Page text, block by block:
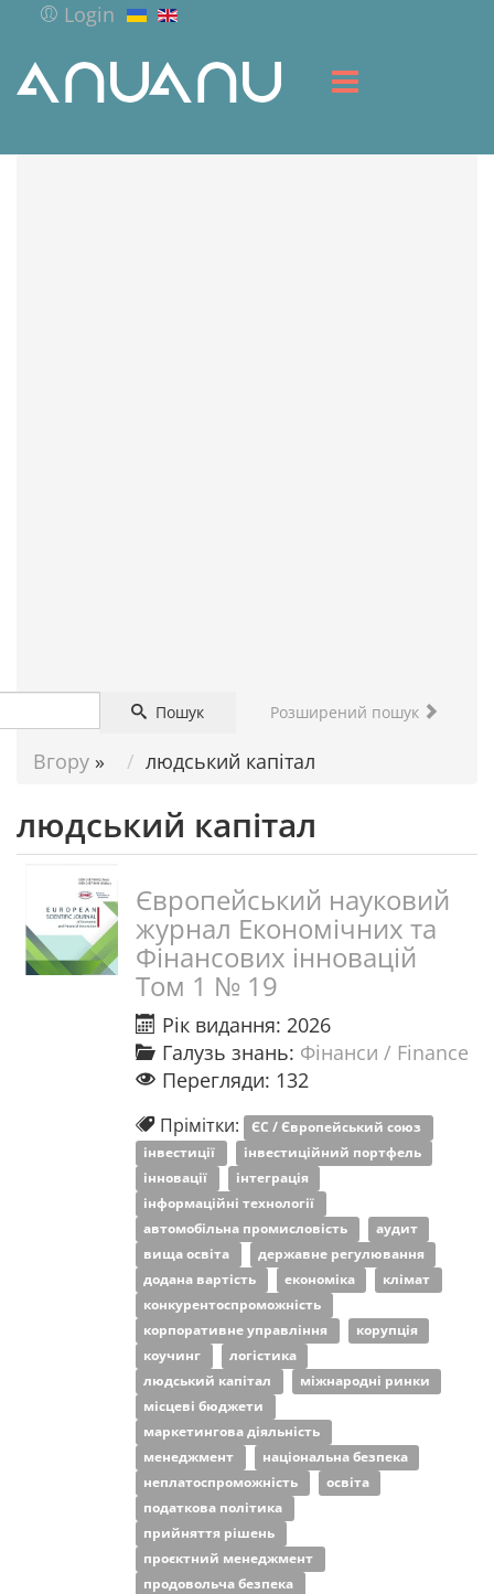
Login
Пошук Розширений пошук
Вгору » людський капітал
людський капітал
Європейський науковий
журнал Економічних та
Фінансових інновацій
Том 1 № 19
Рік видання: 2026
Галузь знань: Фінанси / Finance
Перегляди: 132
Прімітки: ЄС / Європейський союз
інвестиції
інвестиційний портфель
інновації
інтеграція
інформаційні технології
автомобільна промисловість
аудит
вища освіта
державне регулювання
додана вартість
економіка
клімат
конкурентоспроможність
корпоративне управління
корупція
коучинг
логістика
людський капітал
міжнародні ринки
місцеві бюджети
маркетингова діяльність
менеджмент
національна безпека
неплатоспроможність
освіта
податкова політика
прийняття рішень
проєктний менеджмент
продовольча безпека